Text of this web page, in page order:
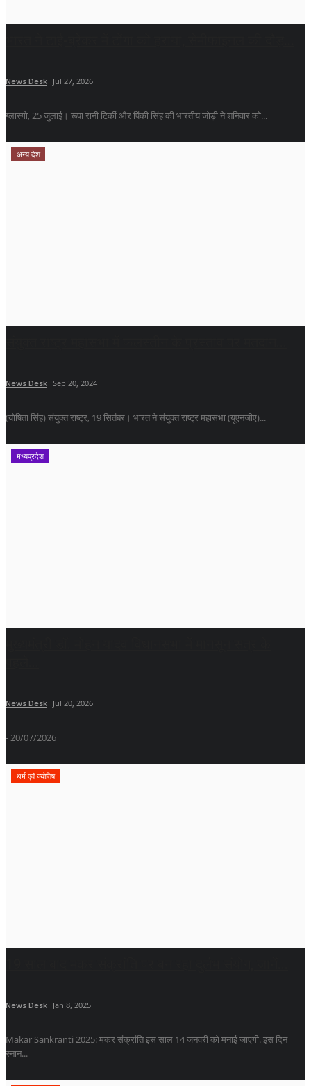
News Desk Jul 27, 2026
ग्लास्गो, 25 जुलाई। रूपा रानी टिर्की और पिंकी सिंह की भारतीय जोड़ी ने शनिवार को...
अन्य देश
News Desk Sep 20, 2024
(योषिता सिंह) संयुक्त राष्ट्र, 19 सितंबर। भारत ने संयुक्त राष्ट्र महासभा (यूएनजीए)...
मध्यप्रदेश
News Desk Jul 20, 2026
- 20/07/2026
धर्म एवं ज्योतिष
News Desk Jan 8, 2025
Makar Sankranti 2025: मकर संक्रांति इस साल 14 जनवरी को मनाई जाएगी. इस दिन
स्नान...